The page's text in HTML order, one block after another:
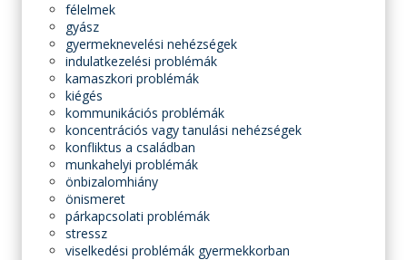
félelmek
gyász
gyermeknevelési nehézségek
indulatkezelési problémák
kamaszkori problémák
kiégés
kommunikációs problémák
koncentrációs vagy tanulási nehézségek
konfliktus a családban
munkahelyi problémák
önbizalomhiány
önismeret
párkapcsolati problémák
stressz
viselkedési problémák gyermekkorban